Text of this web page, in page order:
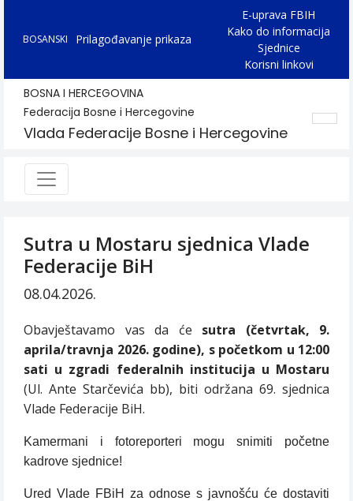
BOSANSKI Prilagođavanje prikaza
E-uprava FBIH
Kako do informacija
Sjednice
Korisni linkovi
BOSNA I HERCEGOVINA
Federacija Bosne i Hercegovine
Vlada Federacije Bosne i Hercegovine
Sutra u Mostaru sjednica Vlade
Federacije BiH
08.04.2026.
Obavještavamo vas da će sutra (četvrtak, 9.
aprila/travnja 2026. godine), s početkom u 12:00
sati u zgradi federalnih institucija u Mostaru
(Ul. Ante Starčevića bb), biti održana 69. sjednica
Vlade Federacije BiH.
Kamermani i fotoreporteri mogu snimiti početne
kadrove sjednice!
Ured Vlade FBiH za odnose s javnošću će dostaviti